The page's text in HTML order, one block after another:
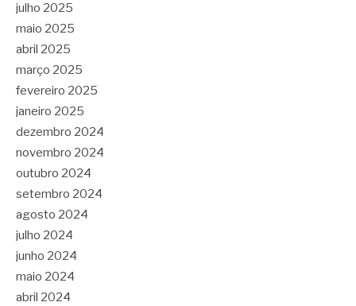
julho 2025
maio 2025
abril 2025
março 2025
fevereiro 2025
janeiro 2025
dezembro 2024
novembro 2024
outubro 2024
setembro 2024
agosto 2024
julho 2024
junho 2024
maio 2024
abril 2024